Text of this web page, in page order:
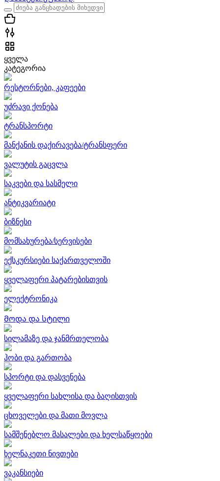
ყველა
კატეგორია
რესტორნები, კაფეები
უძრავი ქონება
ტრანსპორტი
მანქანის დაქირავება/ტრანსფერი
ვალუტის გაცვლა
საკვები და სასმელი
ანტიკვარიატი
ბიზნესი
მომსახურება/სერვისები
ექსკურსიები საქართველოში
ყველაფერი პატარებისთვის
ელექტრონიკა
Მოდა და სტილი
სილამაზე და ჯანმრთელობა
ჰობი და გართობა
სპორტი და დასვენება
ყველაფერი სახლისა და ბაღისთვის
ცხოველები და მათი მოვლა
სამშენებლო მასალები და ხელსაწყოები
ხელნაკეთი ნივთები
ვაკანსიები